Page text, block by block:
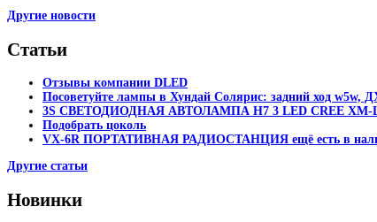
Другие новости
Статьи
Отзывы компании DLED
Посоветуйте лампы в Хундай Солярис: задний ход w5w,
3S СВЕТОДИОДНАЯ АВТОЛАМПА H7 3 LED CREE XM-
Подобрать цоколь
VX-6R ПОРТАТИВНАЯ РАДИОСТАНЦИЯ ещё есть в
Другие статьи
Новинки